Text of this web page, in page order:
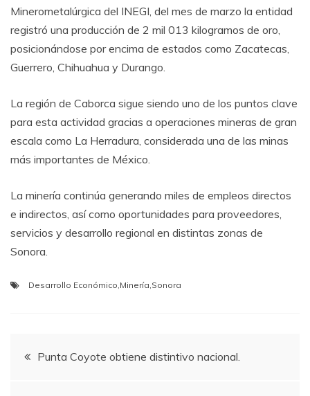
Minerometalúrgica del INEGI, del mes de marzo la entidad
registró una producción de 2 mil 013 kilogramos de oro,
posicionándose por encima de estados como Zacatecas,
Guerrero, Chihuahua y Durango.
La región de Caborca sigue siendo uno de los puntos clave
para esta actividad gracias a operaciones mineras de gran
escala como La Herradura, considerada una de las minas
más importantes de México.
La minería continúa generando miles de empleos directos
e indirectos, así como oportunidades para proveedores,
servicios y desarrollo regional en distintas zonas de
Sonora.
Desarrollo Económico Minería Sonora
Navegación
Punta Coyote obtiene distintivo nacional.